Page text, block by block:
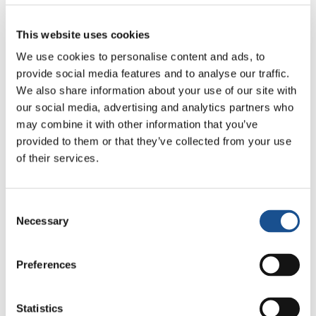
This website uses cookies
We use cookies to personalise content and ads, to
provide social media features and to analyse our traffic.
We also share information about your use of our site with
our social media, advertising and analytics partners who
may combine it with other information that you’ve
provided to them or that they’ve collected from your use
of their services.
Selection
Necessary
Preferences
Statistics
jovem redatora da revista Teens, podemos ver
e ouvir a narração de uma viagem a uma terra
marcada por divisões que, graças à arte e à
dança, encontra traços de beleza e de
esperança.
Para aprofundar a experiência do Projeto 2022
“Harmonia entre povos” em Belém, assista ao
Para visualizar este vídeo, é necessário
de 2022, os artistas da Associação Cultural
contribuição ao 17º Festival e ao 9º Projeto